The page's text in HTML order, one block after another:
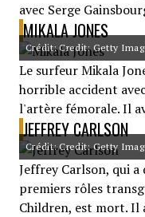
avec Serge
MIKALA JONES
Crédit: Credit: Getty
Le surfeur Mikala
horrible accident
l'artère fémorale. Il
JEFFREY CARLSON
Crédit: Credit: Getty
Jeffrey Carlson, qui
premiers rôles
Children, est mort. Il